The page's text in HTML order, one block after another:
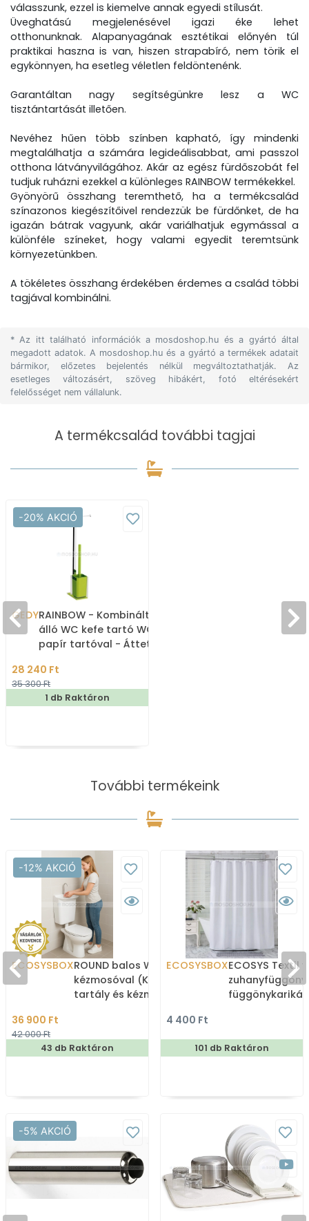
válasszunk, ezzel is kiemelve annak egyedi stílusát.
Üveghatású megjelenésével igazi éke lehet
otthonunknak. Alapanyagának esztétikai előnyén túl
praktikai haszna is van, hiszen strapabíró, nem törik el
egykönnyen, ha esetleg véletlen feldöntenénk.
Garantáltan nagy segítségünkre lesz a WC
tisztántartását illetően.
Nevéhez hűen több színben kapható, így mindenki
megtalálhatja a számára legideálisabbat, ami passzol
otthona látványvilágához. Akár az egész fürdőszobát fel
tudjuk ruházni ezekkel a különleges RAINBOW termékekkel.
Gyönyörű összhang teremthető, ha a termékcsalád
színazonos kiegészítőivel rendezzük be fürdőnket, de ha
igazán bátrak vagyunk, akár variálhatjuk egymással a
különféle színeket, hogy valami egyedit teremtsünk
környezetünkben.
A tökéletes összhang érdekében érdemes a család többi
tagjával kombinálni.
* Az itt található információk a mosdoshop.hu és a gyártó által
megadott adatok. A mosdoshop.hu és a gyártó a termékek adatait
bármikor, előzetes bejelentés nélkül megváltoztathatják. Az
esetleges változásért, szöveg hibákért, fotó eltérésekért
felelősséget nem vállalunk.
A termékcsalád további tagjai
-20% AKCIÓ
GEDYRAINBOW - Kombinált
álló WC kefe tartó WC
papír tartóval - Áttetsző
28 240 Ft
35 300 Ft
1 db Raktáron
További termékeink
-12% AKCIÓ
ECOSYSBOXROUND balos WC tartály
kézmosóval (Kombi WC
tartály és kézmosó)
36 900 Ft
42 000 Ft
43 db Raktáron
ECOSYSBOXECOSYS Textil
zuhanyfüggöny
4 400 Ft
101 db Raktáron
-5% AKCIÓ